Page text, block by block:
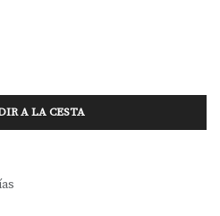
A LA CESTA